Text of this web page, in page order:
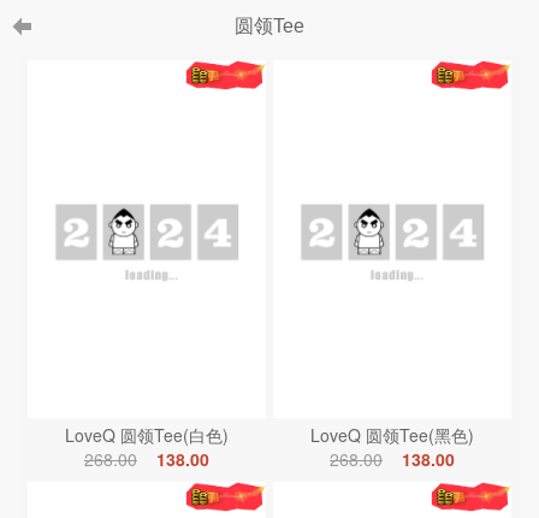
圆领Tee
LoveQ 圆领Tee(白色)
268.00
138.00
LoveQ 圆领Tee(黑色)
268.00
138.00